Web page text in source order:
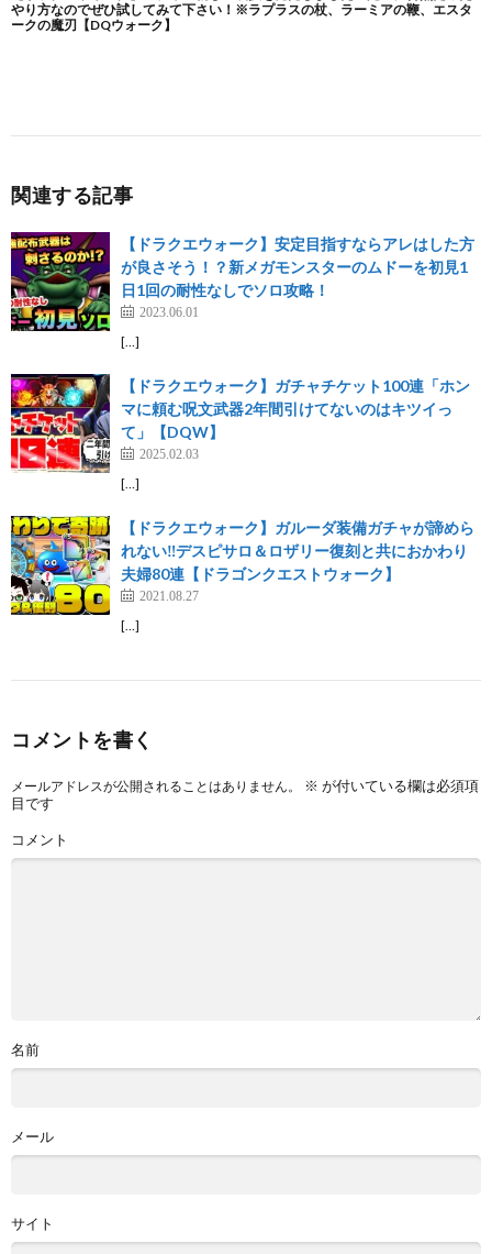
関連する記事
【ドラクエウォーク】安定目指すならアレはした方
が良さそう！？新メガモンスターのムドーを初見1
日1回の耐性なしでソロ攻略！
2023.06.01
[…]
【ドラクエウォーク】ガチャチケット100連「ホン
マに頼む呪文武器2年間引けてないのはキツイっ
て」【DQW】
2025.02.03
[…]
【ドラクエウォーク】ガルーダ装備ガチャが諦めら
れない‼️デスピサロ＆ロザリー復刻と共におかわり
夫婦80連【ドラゴンクエストウォーク】
2021.08.27
[…]
コメントを書く
メールアドレスが公開されることはありません。 ※ が付いている欄は必須項
目です
コメント
名前
メール
サイト